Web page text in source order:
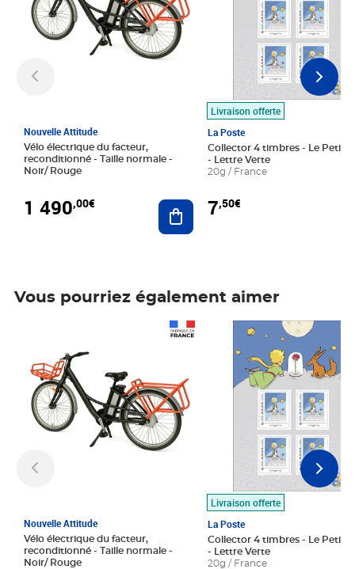
Nouvelle Attitude
Vélo électrique du facteur,
reconditionné - Taille normale -
Noir/ Rouge
1 490,00€ Ajouter au panier
Livraison offerte
La Poste
Collector 4 timbres - Le Petit
- Lettre Verte
20g / France
7,50€
Vous pourriez également aimer
Nouvelle Attitude
Vélo électrique du facteur,
reconditionné - Taille normale -
Noir/ Rouge
Livraison offerte
La Poste
Collector 4 timbres - Le Petit
- Lettre Verte
20g / France
Prix 7,50€